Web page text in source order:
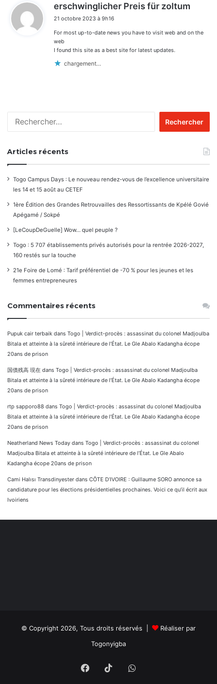
erschwinglicher Preis für zoltum
21 octobre 2023 à 9h16
For most up-to-date news you have to visit web and on the
web
I found this site as a best site for latest updates.
chargement…
Articles récents
Togo Campus Days : Le nouveau rendez-vous de l’excellence universitaire
les 14 et 15 août au CETEF
1ère Édition des Grandes Retrouvailles des Ressortissants de Kpélé Govié
Apégamé / Sokpé
[LeCoupDeGuelle] Wow… quel peuple ?
Togo : 5 707 établissements privés autorisés pour la rentrée 2026-2027,
160 restés sur la touche
21e Foire de Lomé : Tarif préférentiel de -70 % pour les jeunes et les
femmes entrepreneures
Commentaires récents
Pupuk cair terbaik dans Togo | Verdict-procès : assassinat du colonel Madjoulba
Bitala et atteinte à la sûreté intérieure de l’État. Le Gle Abalo Kadangha écope
20ans de prison
国債残高 現在 dans Togo | Verdict-procès : assassinat du colonel Madjoulba
Bitala et atteinte à la sûreté intérieure de l’État. Le Gle Abalo Kadangha écope
20ans de prison
rtp sapporo88 dans Togo | Verdict-procès : assassinat du colonel Madjoulba
Bitala et atteinte à la sûreté intérieure de l’État. Le Gle Abalo Kadangha écope
20ans de prison
Neatherland News Today dans Togo | Verdict-procès : assassinat du colonel
Madjoulba Bitala et atteinte à la sûreté intérieure de l’État. Le Gle Abalo
Kadangha écope 20ans de prison
Cami Halısı Transdinyester dans CÔTE D’IVOIRE : Guillaume SORO annonce sa
candidature pour les élections présidentielles prochaines. Voici ce qu’il écrit aux
Ivoiriens
© Copyright 2026, Tous droits réservés |
Réaliser par
Togonyigba
Facebook
TikTokWhatsApp